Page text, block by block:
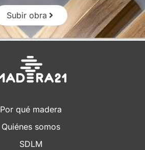
Subir obra
Por qué madera
Quiénes somos
SDLM